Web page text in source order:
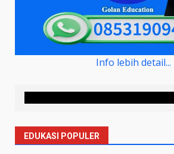
Info lebih detail...
EDUKASI POPULER